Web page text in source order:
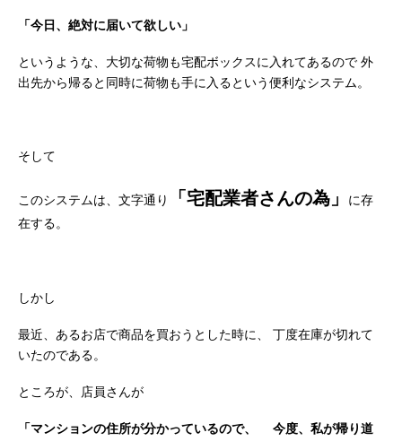
「今日、絶対に届いて欲しい」
というような、大切な荷物も宅配ボックスに入れてあるので 外
出先から帰ると同時に荷物も手に入るという便利なシステム。
そして
このシステムは、文字通り 「宅配業者さんの為」
に存
在する。
しかし
最近、あるお店で商品を買おうとした時に、
丁度在庫が切れて
いたのである。
ところが、店員さんが
「マンションの住所が分かっているので、
今度、私が帰り道